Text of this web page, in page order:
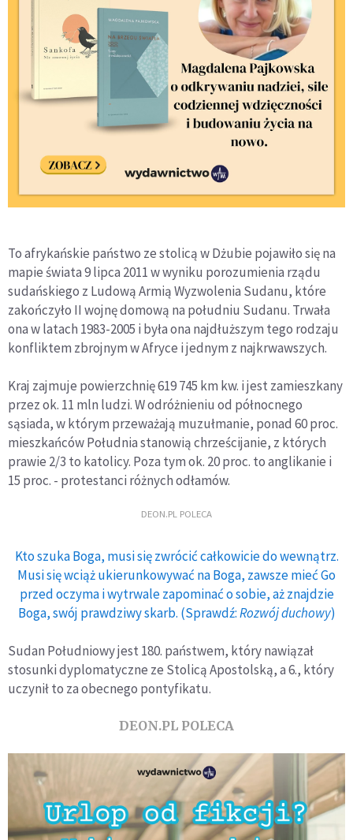
To afrykańskie państwo ze stolicą w Dżubie pojawiło się na
mapie świata 9 lipca 2011 w wyniku porozumienia rządu
sudańskiego z Ludową Armią Wyzwolenia Sudanu, które
zakończyło II wojnę domową na południu Sudanu. Trwała
ona w latach 1983-2005 i była ona najdłuższym tego rodzaju
konfliktem zbrojnym w Afryce i jednym z najkrwawszych.
Kraj zajmuje powierzchnię 619 745 km kw. i jest zamieszkany
przez ok. 11 mln ludzi. W odróżnieniu od północnego
sąsiada, w którym przeważają muzułmanie, ponad 60 proc.
mieszkańców Południa stanowią chrześcijanie, z których
prawie 2/3 to katolicy. Poza tym ok. 20 proc. to anglikanie i
15 proc. - protestanci różnych odłamów.
DEON.PL POLECA
Kto szuka Boga, musi się zwrócić całkowicie do wewnątrz.
Musi się wciąż ukierunkowywać na Boga, zawsze mieć Go
przed oczyma i wytrwale zapominać o sobie, aż znajdzie
Boga, swój prawdziwy skarb. (Sprawdź:Rozwój duchowy)
Sudan Południowy jest 180. państwem, który nawiązał
stosunki dyplomatyczne ze Stolicą Apostolską, a 6., który
uczynił to za obecnego pontyfikatu.
DEON.PL POLECA